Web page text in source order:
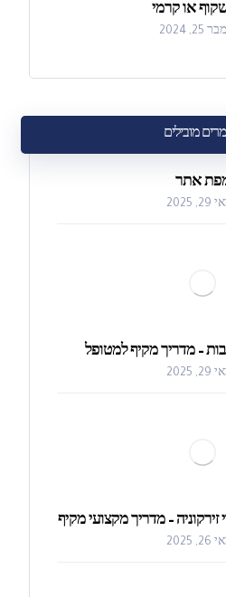
או קרמי
2024
מובילים
אתר
2025
– מדריך מקיף למטופל
2025
– מדריך מקצועי מקיף
2025